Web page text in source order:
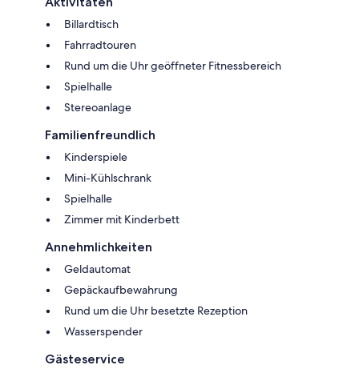
Billardtisch
Fahrradtouren
Rund um die Uhr geöffneter Fitnessbereich
Spielhalle
Stereoanlage
Familienfreundlich
Kinderspiele
Mini-Kühlschrank
Spielhalle
Zimmer mit Kinderbett
Annehmlichkeiten
Geldautomat
Gepäckaufbewahrung
Rund um die Uhr besetzte Rezeption
Wasserspender
Gästeservice